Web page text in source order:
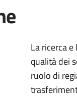
La ricerca
qualità dei
ruolo di